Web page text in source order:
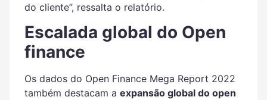
do cliente”, ressalta o relatório.
Escalada global do Open
finance
Os dados do Open Finance Mega Report 2022
também destacam a expansão global do open